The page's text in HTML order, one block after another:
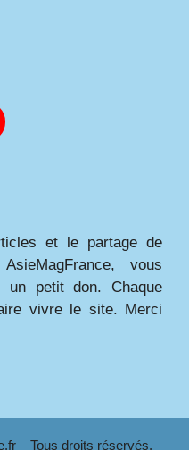
et le partage de
vous
un petit don. Chaque
vivre le site. Merci
– Tous droits réservés.